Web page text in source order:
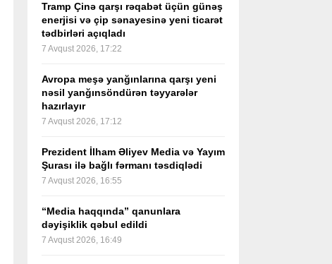
Tramp Çinə qarşı rəqabət üçün günəş
enerjisi və çip sənayesinə yeni ticarət
tədbirləri açıqladı
7 Avqust 2026, 17:22
Avropa meşə yanğınlarına qarşı yeni
nəsil yanğınsöndürən təyyarələr
hazırlayır
7 Avqust 2026, 17:12
Prezident İlham Əliyev Media və Yayım
Şurası ilə bağlı fərmanı təsdiqlədi
7 Avqust 2026, 16:55
“Media haqqında” qanunlara
dəyişiklik qəbul edildi
7 Avqust 2026, 16:49